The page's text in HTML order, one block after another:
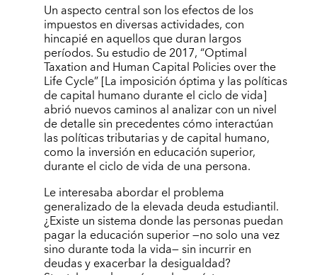
Un aspecto central son los efectos de los
impuestos en diversas actividades, con
hincapié en aquellos que duran largos
períodos. Su estudio de 2017, “Optimal
Taxation and Human Capital Policies over the
Life Cycle” [La imposición óptima y las políticas
de capital humano durante el ciclo de vida]
abrió nuevos caminos al analizar con un nivel
de detalle sin precedentes cómo interactúan
las políticas tributarias y de capital humano,
como la inversión en educación superior,
durante el ciclo de vida de una persona.
Le interesaba abordar el problema
generalizado de la elevada deuda estudiantil.
¿Existe un sistema donde las personas puedan
pagar la educación superior —no solo una vez
sino durante toda la vida— sin incurrir en
deudas y exacerbar la desigualdad?